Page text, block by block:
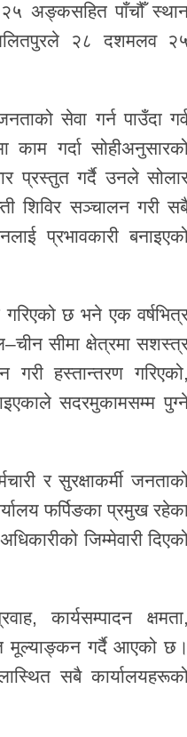
अङ्कसहित पाँचौँ
ललितपुरले २८ दशमलव २५
सेवा गर्न पाउँदा
गर्दा
प्रस्तुत गर्दै उनले
शिविर सञ्चालन गरी
प्रभावकारी
छ भने एक
सीमा क्षेत्रमा
गरी हस्तान्तरण गरिएको,
सदरमुकामसम्म
र सुरक्षाकर्मी
फर्पिङका प्रमुख
जिम्मेवारी
कार्यसम्पादन क्षमता,
मूल्याङ्कन गर्दै आएको छ।
सबै